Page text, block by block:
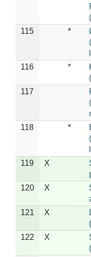
115 *
116 *
117
118 *
119 X
120 X
121 X
122 X